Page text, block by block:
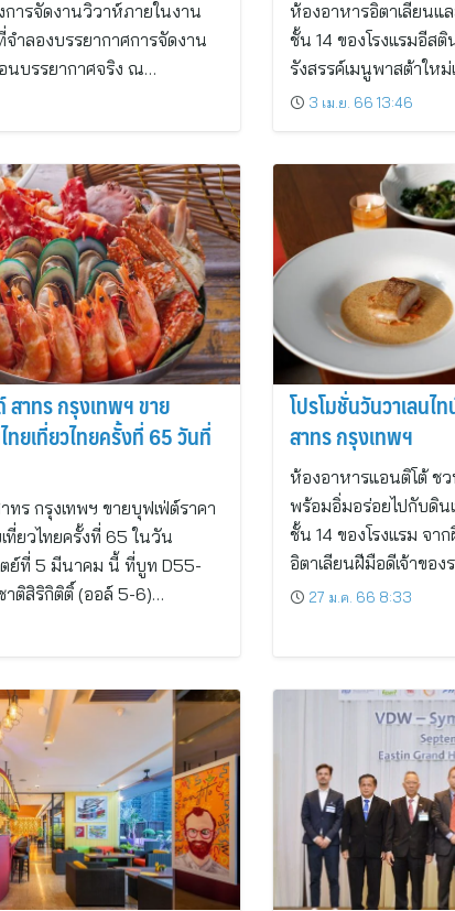
ารจัดงานวิวาห์ภายในงาน
จำลองบรรยากาศการจัดงาน
นบรรยากาศจริง ณ…
ห้องอาหารอิตาเลียนแ
ชั้น 14 ของโรงแรมอีส
รังสรรค์เมนูพาสต้าให
3 เม.ย. 66 13:46
าทร กรุงเทพฯ ขาย
ยเที่ยวไทยครั้งที่ 65 วันที่
ทร กรุงเทพฯ ขายบุฟเฟ่ต์ราคา
ที่ยวไทยครั้งที่ 65 ในวัน
ย์ที่ 5 มีนาคม นี้ ที่บูท D55-
ติสิริกิติติ์ (ออล์ 5-6)…
โปรโมชั่นวันวาเลน
สาทร กรุงเทพฯ
ห้องอาหารแอนติโต้ ช
พร้อมอิ่มอร่อยไปกับดิน
ชั้น 14 ของโรงแรม จาก
อิตาเลียนฝีมือดีเจ้าขอ
27 ม.ค. 66 8:33